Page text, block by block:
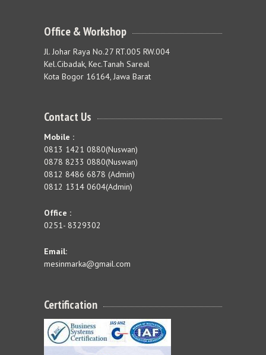
Office & Workshop
Jl. Johar Raya No.27 RT.005 RW.004
Kel.Cibadak, Kec.Tanah Sareal
Kota Bogor 16164, Jawa Barat
Contact Us
Mobile :
0813 1421 0880(Nuswan)
0878 8233 0880(Nuswan)
0812 8486 6878 (Admin)
0812 1314 0604(Admin)
Office :
0251- 8329302
Email:
mesinmarka@gmail.com
Certification